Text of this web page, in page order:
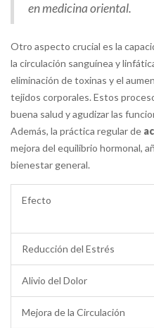
en medicina oriental.
Otro aspecto crucial es la
la circulación sanguínea y
eliminación de toxinas y el
tejidos corporales. Estos
buena salud y agudizar las
Además, la práctica regular de
mejora del equilibrio hormonal,
bienestar general.
Efecto
Reducción del Estrés
Alivio del Dolor
Mejora de la Circulación